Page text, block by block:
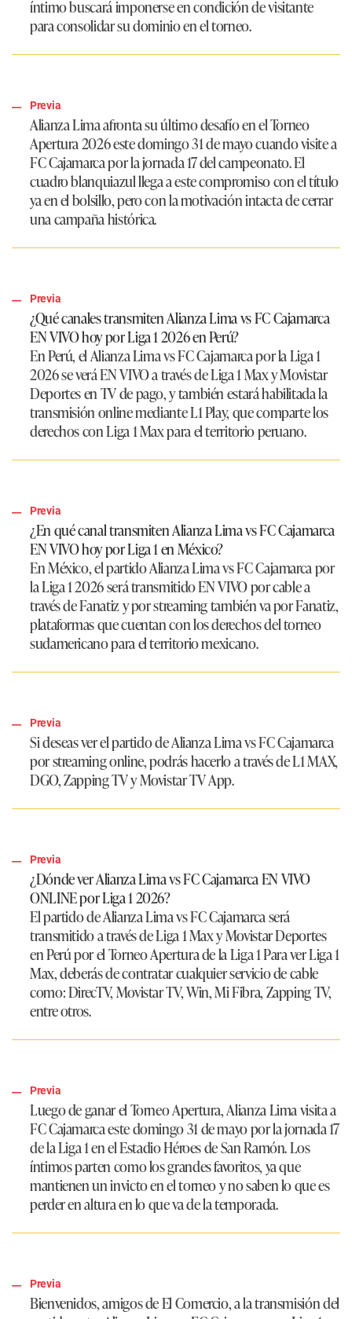
íntimo buscará imponerse en condición de visitante
para consolidar su dominio en el torneo.
Previa
Alianza Lima afronta su último desafío en el Torneo
Apertura 2026 este domingo 31 de mayo cuando visite a
FC Cajamarca por la jornada 17 del campeonato. El
cuadro blanquiazul llega a este compromiso con el título
ya en el bolsillo, pero con la motivación intacta de cerrar
una campaña histórica.
Previa
¿Qué canales transmiten Alianza Lima vs FC Cajamarca
EN VIVO hoy por Liga 1 2026 en Perú?
En Perú, el Alianza Lima vs FC Cajamarca por la Liga 1
2026 se verá EN VIVO a través de Liga 1 Max y Movistar
Deportes en TV de pago, y también estará habilitada la
transmisión online mediante L1 Play, que comparte los
derechos con Liga 1 Max para el territorio peruano.
Previa
¿En qué canal transmiten Alianza Lima vs FC Cajamarca
EN VIVO hoy por Liga 1 en México?
En México, el partidoAlianza Lima vs FC Cajamarcapor
la Liga 1 2026 será transmitido EN VIVO por cable a
través de Fanatiz y por streaming también va por Fanatiz,
plataformas que cuentan con los derechos del torneo
sudamericano para el territorio mexicano.
Previa
Si deseas ver el partido deAlianza Lima vs FC Cajamarca
por streaming online, podrás hacerlo a través deL1 MAX,
DGO, Zapping TV y Movistar TV App.
Previa
¿Dónde ver Alianza Lima vs FC Cajamarca EN VIVO
ONLINE por Liga 1 2026?
El partido deAlianza Lima vs FC Cajamarcaserá
transmitido a través deLiga 1 Max y Movistar Deportes
enPerúpor el Torneo Apertura de la Liga 1 Para ver Liga 1
Max, deberás de contratar cualquier servicio de cable
como: DirecTV, Movistar TV, Win, Mi Fibra, Zapping TV,
entre otros.
Previa
Luego de ganar el Torneo Apertura, Alianza Lima visita a
FC Cajamarca este domingo 31 de mayo por la jornada 17
de la Liga 1 en el Estadio Héroes de San Ramón. Los
íntimos parten como los grandes favoritos, ya que
mantienen un invicto en el torneo y no saben lo que es
perder en altura en lo que va de la temporada.
Previa
Bienvenidos, amigos de El Comercio, a la transmisión del